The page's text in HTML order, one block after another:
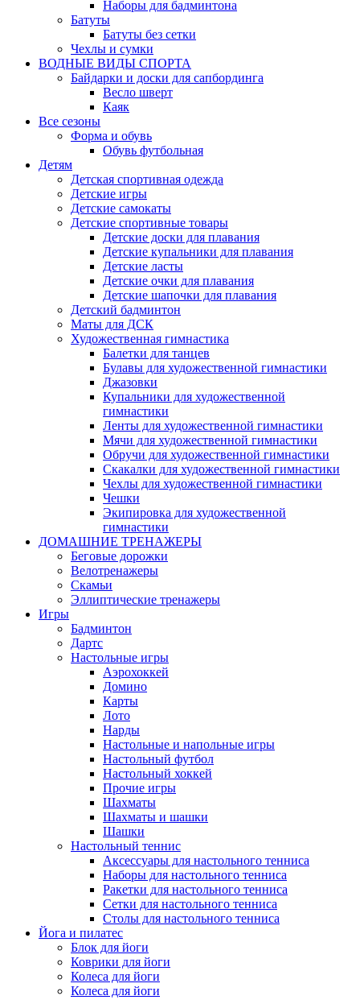
Наборы для бадминтона
Батуты
Батуты без сетки
Чехлы и сумки
ВОДНЫЕ ВИДЫ СПОРТА
Байдарки и доски для сапбординга
Весло шверт
Каяк
Все сезоны
Форма и обувь
Обувь футбольная
Детям
Детская спортивная одежда
Детские игры
Детские самокаты
Детские спортивные товары
Детские доски для плавания
Детские купальники для плавания
Детские ласты
Детские очки для плавания
Детские шапочки для плавания
Детский бадминтон
Маты для ДСК
Художественная гимнастика
Балетки для танцев
Булавы для художественной гимнастики
Джазовки
Купальники для художественной
гимнастики
Ленты для художественной гимнастики
Мячи для художественной гимнастики
Обручи для художественной гимнастики
Скакалки для художественной гимнастики
Чехлы для художественной гимнастики
Чешки
Экипировка для художественной
гимнастики
ДОМАШНИЕ ТРЕНАЖЕРЫ
Беговые дорожки
Велотренажеры
Скамьи
Эллиптические тренажеры
Игры
Бадминтон
Дартс
Настольные игры
Аэрохоккей
Домино
Карты
Лото
Нарды
Настольные и напольные игры
Настольный футбол
Настольный хоккей
Прочие игры
Шахматы
Шахматы и шашки
Шашки
Настольный теннис
Аксессуары для настольного тенниса
Наборы для настольного тенниса
Ракетки для настольного тенниса
Сетки для настольного тенниса
Столы для настольного тенниса
Йога и пилатес
Блок для йоги
Коврики для йоги
Колеса для йоги
Колеса для йоги